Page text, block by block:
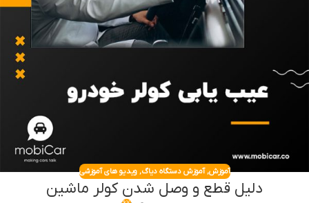
آموزش,آموزش دستگاه دیاگ,ویدیو های آموزشی
دلیل قطع و وصل شدن کولر ماشین